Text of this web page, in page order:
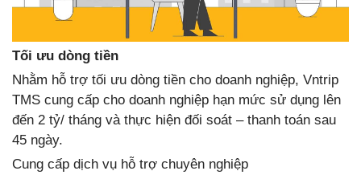
Tối ưu dòng tiền
Nhằm hỗ trợ tối ưu dòng tiền cho doanh nghiệp, Vntrip
TMS cung cấp cho doanh nghiệp hạn mức sử dụng lên
đến 2 tỷ/ tháng và thực hiện đối soát – thanh toán sau
45 ngày.
Cung cấp dịch vụ hỗ trợ chuyên nghiệp